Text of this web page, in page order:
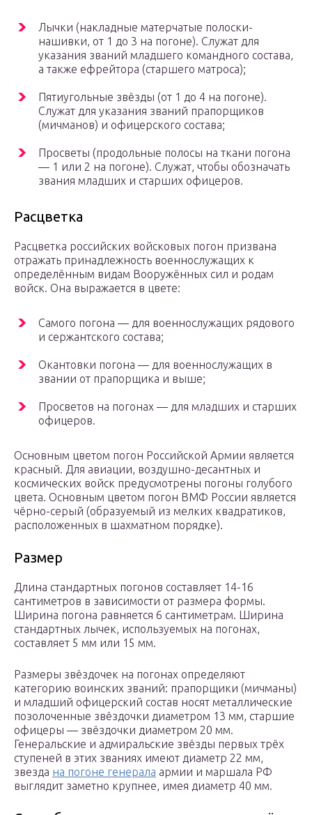
Лычки (накладные матерчатые полоски-
нашивки, от 1 до 3 на погоне). Служат для
указания званий младшего командного состава,
а также ефрейтора (старшего матроса);
Пятиугольные звёзды (от 1 до 4 на погоне).
Служат для указания званий прапорщиков
(мичманов) и офицерского состава;
Просветы (продольные полосы на ткани погона
— 1 или 2 на погоне). Служат, чтобы обозначать
звания младших и старших офицеров.
Расцветка
Расцветка российских войсковых погон призвана
отражать принадлежность военнослужащих к
определённым видам Вооружённых сил и родам
войск. Она выражается в цвете:
Самого погона — для военнослужащих рядового
и сержантского состава;
Окантовки погона — для военнослужащих в
звании от прапорщика и выше;
Просветов на погонах — для младших и старших
офицеров.
Основным цветом погон Российской Армии является
красный. Для авиации, воздушно-десантных и
космических войск предусмотрены погоны голубого
цвета. Основным цветом погон ВМФ России является
чёрно-серый (образуемый из мелких квадратиков,
расположенных в шахматном порядке).
Размер
Длина стандартных погонов составляет 14-16
сантиметров в зависимости от размера формы.
Ширина погона равняется 6 сантиметрам. Ширина
стандартных лычек, используемых на погонах,
составляет 5 мм или 15 мм.
Размеры звёздочек на погонах определяют
категорию воинских званий: прапорщики (мичманы)
и младший офицерский состав носят металлические
позолоченные звёздочки диаметром 13 мм, старшие
офицеры — звёздочки диаметром 20 мм.
Генеральские и адмиральские звёзды первых трёх
ступеней в этих званиях имеют диаметр 22 мм,
звезда на погоне генерала армии и маршала РФ
выглядит заметно крупнее, имея диаметр 40 мм.